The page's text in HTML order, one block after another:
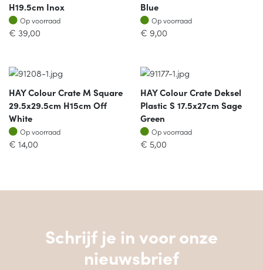
H19.5cm Inox
Op voorraad
Op voorraad
€ 39,00
Blue
Op voorraad
Op voorraad
€ 9,00
HAY Colour Crate M Square
29.5x29.5cm H15cm Off
White
Op voorraad
Op voorraad
€ 14,00
HAY Colour Crate Deksel
Plastic S 17.5x27cm Sage
Green
Op voorraad
Op voorraad
€ 5,00
Schrijf je in voor onze
nieuwsbrief